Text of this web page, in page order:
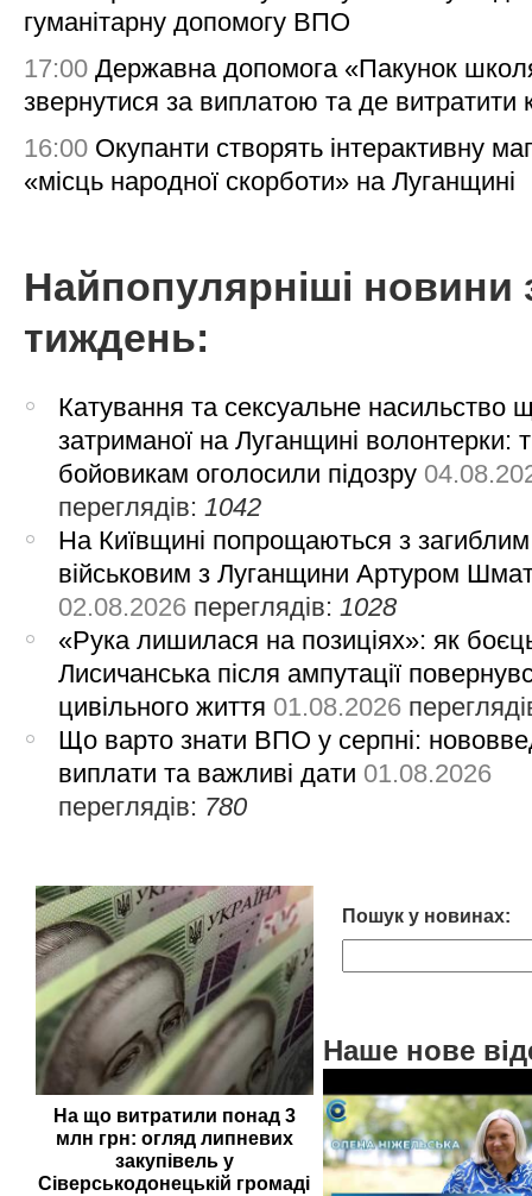
гуманітарну допомогу ВПО
17:00 Державна допомога «Пакунок
звернутися за виплатою та де витратити
16:00 Окупанти створять інтерактивну
«місць народної скорботи» на Луганщині
Найпопулярніші новини
тиждень:
Катування та сексуальне насильство
затриманої на Луганщині волонтерки:
бойовикам оголосили підозру
переглядів: 1042
На Київщині попрощаються з загиблим
військовим з Луганщини Артуром
02.08.2026 переглядів: 1028
«Рука лишилася на позиціях»: як
Лисичанська після ампутації
цивільного життя 01.08.2026
Що варто знати ВПО у серпні:
виплати та важливі дати 01.08.2026
переглядів: 780
На що витратили понад 3
млн грн: огляд липневих
закупівель у
Сіверськодонецькій громаді
Пошук у новинах:
Наше нове